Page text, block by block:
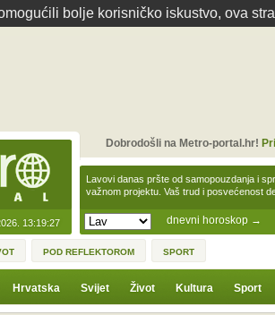
bolje korisničko iskustvo, ova
13:19:27 dnevni horoskop →
Lavovi danas pršte od samopouzdanja i
važnom projektu. Vaš trud i posvećenost
Dobrodošli na Metro-portal.hr!
POD REFLEKTOROM SPORT
Hrvatska Svijet Život Kultura Sport